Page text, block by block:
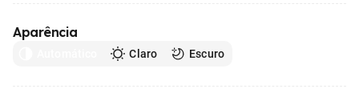
Aparência
Claro Escuro